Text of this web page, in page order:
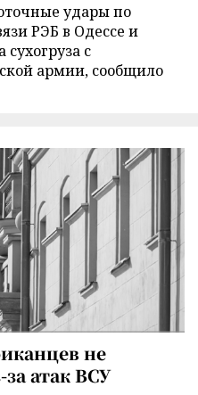
удары по
РЭБ в Одессе и
с
армии, сообщило
не
атак ВСУ